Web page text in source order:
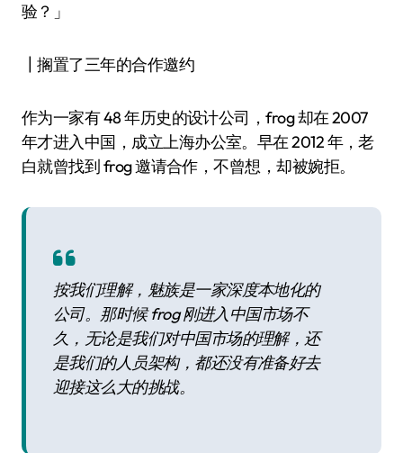
验？」
┃搁置了三年的合作邀约
作为一家有 48 年历史的设计公司，frog 却在 2007
年才进入中国，成立上海办公室。早在 2012 年，老
白就曾找到 frog 邀请合作，不曾想，却被婉拒。
按我们理解，魅族是一家深度本地化的
公司。那时候 frog 刚进入中国市场不
久，无论是我们对中国市场的理解，还
是我们的人员架构，都还没有准备好去
迎接这么大的挑战。